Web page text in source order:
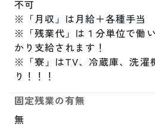
不可
※「月収」は月給＋各種手当
※「残業代」は１分単位で働
かり支給されます！
※「寮」はTV、冷蔵庫、洗濯
り！！！
固定残業の有無
無